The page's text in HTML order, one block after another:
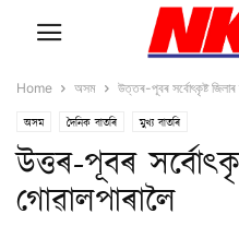
Home অসম উত্তৰ-পূবৰ সৰ্বোৎকৃষ্ট জিলাৰ
অসম দৈনিক বাতৰি মুখ্য বাতৰি
উত্তৰ-পূবৰ
গোৱালপাৰালৈ